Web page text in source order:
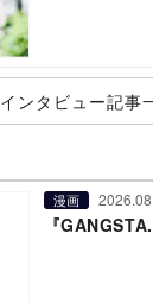
インタビュー記事
漫画
『